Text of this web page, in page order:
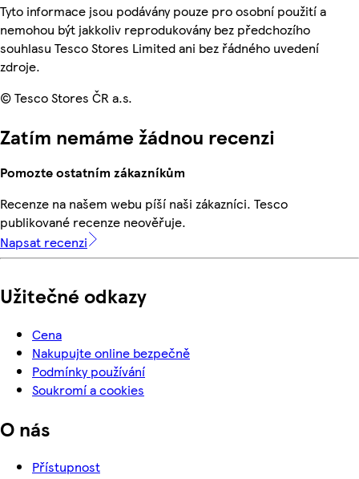
Tyto informace jsou podávány pouze pro osobní použití a
nemohou být jakkoliv reprodukovány bez předchozího
souhlasu Tesco Stores Limited ani bez řádného uvedení
zdroje.
© Tesco Stores ČR a.s.
Zatím nemáme žádnou recenzi
Pomozte ostatním zákazníkům
Recenze na našem webu píší naši zákazníci. Tesco
publikované recenze neověřuje.
Napsat recenzi
Užitečné odkazy
Cena
Nakupujte online bezpečně
Podmínky používání
Soukromí a cookies
O nás
Přístupnost